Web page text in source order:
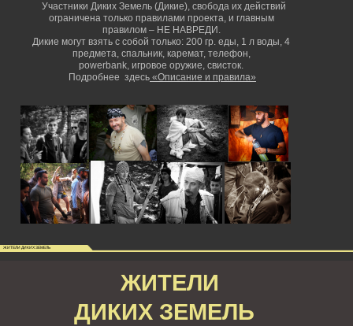
Участники Диких Земель (Дикие), свобода их действий
ограничена только правилами проекта, и главным
правилом – НЕ НАВРЕДИ.
Дикие могут взять с собой только: 200 гр. еды, 1 л воды, 4
предмета, спальник, каремат, телефон,
powerbank, игровое оружие, свисток.
Подробнее здесь «Описание и правила»
ЖИТЕЛИ ДИКИХ ЗЕМЕЛЬ
ЖИТЕЛИ
ДИКИХ ЗЕМЕЛЬ